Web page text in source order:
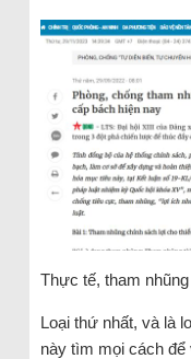
Thực tế, tham
Loại thứ nhất, và là
này tìm mọi cách để